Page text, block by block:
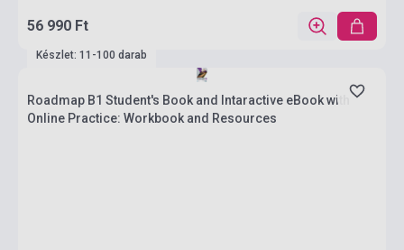
56 990 Ft
Készlet: 11-100 darab
Roadmap B1 Student's Book and Intaractive eBook with
Online Practice: Workbook and Resources